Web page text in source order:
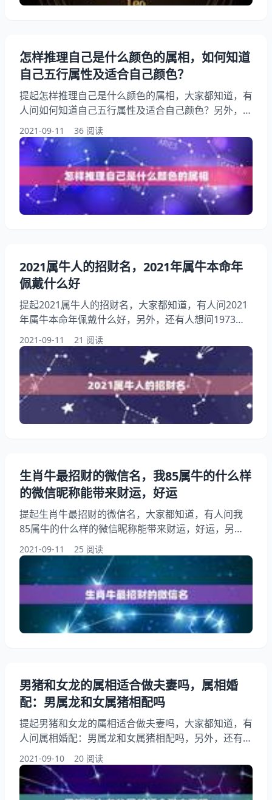
怎样推理自己是什么颜色的属相，如何知道
自己五行属性及适合自己颜色？
提起怎样推理自己是什么颜色的属相，大家都知道，有
人问如何知道自己五行属性及适合自己颜色？另外，还
有人想问怎样知道自己是属什么生肖的呢？你知道这是
怎么回事？其实12生肖是怎么来的？有什么可以推理
的依据？下面就一起来看看如何知道自己五行属性及适
合自己颜色？希望能够帮助到大家！ 怎样推理自己是
什么颜色的属相 1、怎样推理自己是什么颜色的属相:
如何知道自己五行属性及适合自己颜色？ 2
2021-09-11 36 阅读
2021属牛人的招财名，2021年属牛本命年
佩戴什么好
提起2021属牛人的招财名，大家都知道，有人问2021
年属牛本命年佩戴什么好，另外，还有人想问1973年
属牛女人2021年8月29日招财色下午打麻将坐那个位
置，你知道这是怎么回事？其实微信名字微信昵称
2021最新招财，下面就一起来看看年属牛本命年佩戴
什么好，希望能够帮助到大家！ 2021属牛人的招财名
1、属牛人的招财名:年属牛本命年佩戴什么好 生肖牛
有勤奋踏实，做事谨慎小心的性格特点
2021-09-11 21 阅读
生肖牛最招财的微信名，我85属牛的什么样
的微信昵称能带来财运，好运
提起生肖牛最招财的微信名，大家都知道，有人问我
85属牛的什么样的微信昵称能带来财运，好运，另
外，还有人想问属牛的吉祥微信昵称，你知道这是怎么
回事？其实属牛女取微信招财名，下面就一起来看看我
85属牛的什么样的微信昵称能带来财运，好运，希望
能够帮助到大家！ 生肖牛最招财的微信名 1、生肖牛
最招财的微信名:我85属牛的什么样的微信昵称能带来
财运，好运 85年6月5日上午7点半 2、生肖牛最招财的
微信名
2021-09-11 25 阅读
男猪和女龙的属相适合做夫妻吗，属相婚
配：男属龙和女属猪相配吗
提起男猪和女龙的属相适合做夫妻吗，大家都知道，有
人问属相婚配：男属龙和女属猪相配吗，另外，还有人
想问男属猪的和女属猪的属相可以相配吗，你知道这是
怎么回事？其实男属猪女属龙的婚姻相配吗？下面就一
起来看看属相婚配：男属龙和女属猪相配吗，希望能够
帮助到大家！ 男猪和女龙的属相适合做夫妻吗 男属猪
2021-09-10 20 阅读